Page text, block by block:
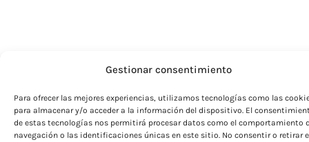
Gestionar consentimiento
Para ofrecer las mejores experiencias, utilizamos tecnologías como las
para almacenar y/o acceder a la información del dispositivo. El
de estas tecnologías nos permitirá procesar datos como el comportamiento
navegación o las identificaciones únicas en este sitio. No consentir o retirar